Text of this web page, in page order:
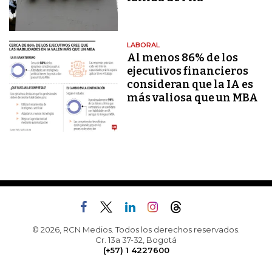
LABORAL
Al menos 86% de los
ejecutivos financieros
consideran que la IA es
más valiosa que un MBA
© 2026, RCN Medios. Todos los derechos reservados.
Cr. 13a 37-32, Bogotá
(+57) 1 4227600